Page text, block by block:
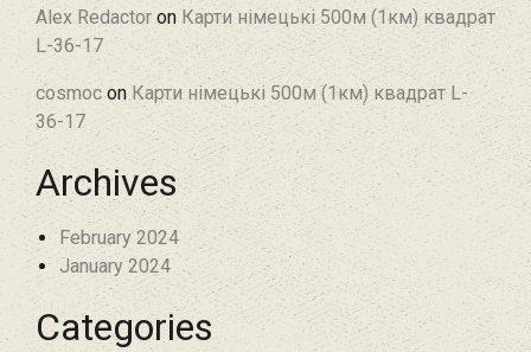
Alex Redactor on Карти німецькі 500м (1км) квадрат
L-36-17
cosmoc on Карти німецькі 500м (1км) квадрат L-
36-17
Archives
February 2024
January 2024
Categories